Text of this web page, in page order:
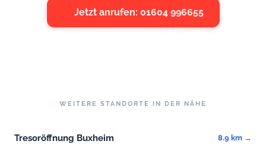
Jetzt anrufen: 01604 996655
WEITERE STANDORTE IN DER NÄHE
Tresoröffnung Buxheim 8.9 km →